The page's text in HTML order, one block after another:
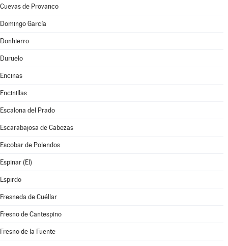
Cuevas de Provanco
Domingo García
Donhierro
Duruelo
Encinas
Encinillas
Escalona del Prado
Escarabajosa de Cabezas
Escobar de Polendos
Espinar (El)
Espirdo
Fresneda de Cuéllar
Fresno de Cantespino
Fresno de la Fuente